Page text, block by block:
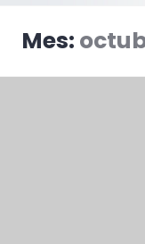
Mes: